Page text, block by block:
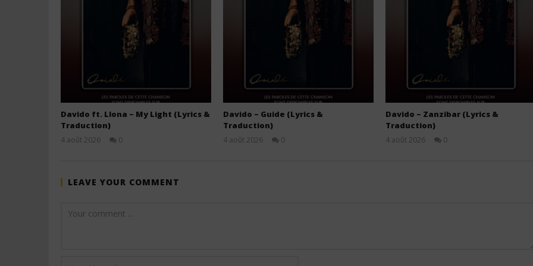
Davido ft. Llona – My Light (Lyrics &
Traduction)
4 août 2026
0
Davido – Guide (Lyrics &
Traduction)
4 août 2026
0
Davido – Zanzibar (Lyrics &
Traduction)
4 août 2026
0
LEAVE YOUR COMMENT